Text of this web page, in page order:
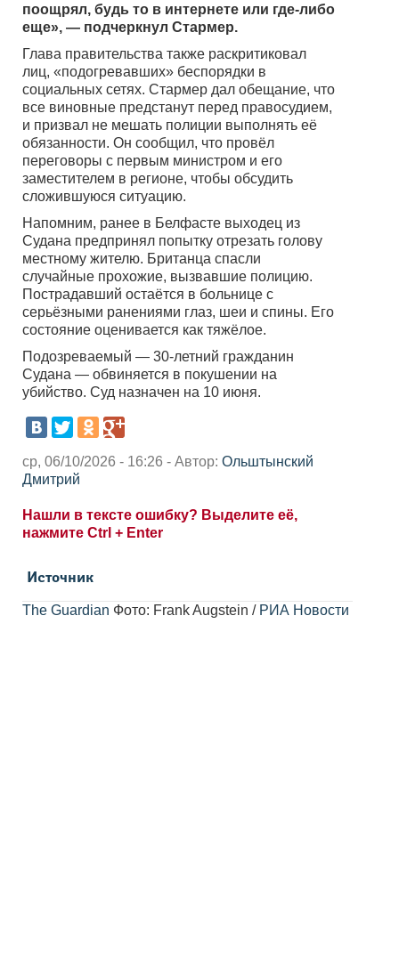
поощрял, будь то в интернете или где-либо
еще», — подчеркнул Стармер.
Глава правительства также раскритиковал
лиц, «подогревавших» беспорядки в
социальных сетях. Стармер дал обещание, что
все виновные предстанут перед правосудием,
и призвал не мешать полиции выполнять её
обязанности. Он сообщил, что провёл
переговоры с первым министром и его
заместителем в регионе, чтобы обсудить
сложившуюся ситуацию.
Напомним, ранее в Белфасте выходец из
Судана предпринял попытку отрезать голову
местному жителю. Британца спасли
случайные прохожие, вызвавшие полицию.
Пострадавший остаётся в больнице с
серьёзными ранениями глаз, шеи и спины. Его
состояние оценивается как тяжёлое.
Подозреваемый — 30-летний гражданин
Судана — обвиняется в покушении на
убийство. Суд назначен на 10 июня.
ср, 06/10/2026 - 16:26 - Автор: Ольштынский
Дмитрий
Нашли в тексте ошибку? Выделите её,
нажмите Ctrl + Enter
Источник
The Guardian Фото: Frank Augstein / РИА Новости